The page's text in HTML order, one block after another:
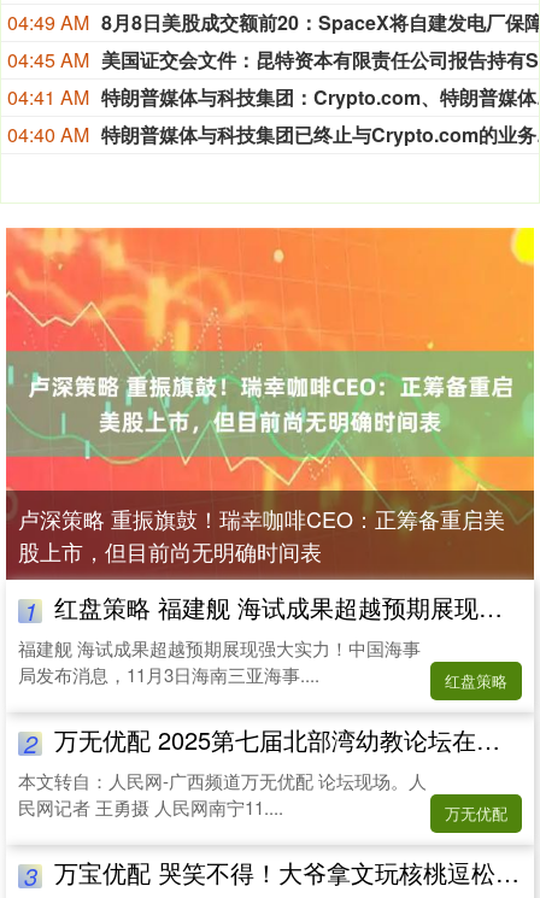
04:49 AM
04:45 AM
04:41 AM
特朗普媒体与
04:40 AM
特朗普
卢深策略 重振旗鼓！瑞幸咖啡CEO：正筹备重启美
股上市，但目前尚无明确时间表
1 红盘策略 福建舰 海试成果超越预期展现强大实力
福建舰 海试成果超越预期展现强大实力！中国海事
局发布消息，11月3日海南三亚海事....
红盘策略
2 万无优配 2025第七届北部湾幼教论坛在南宁开幕
本文转自：人民网-广西频道万无优配 论坛现场。人
民网记者 王勇摄 人民网南宁11....
万无优配
3 万宝优配 哭笑不得！大爷拿文玩核桃逗松鼠被叼走